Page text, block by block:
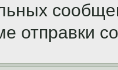
отправки